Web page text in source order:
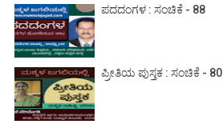
ಪದದಂಗಳ : ಸಂಚಿಕೆ - 88
ಪ್ರೀತಿಯ ಪುಸ್ತಕ : ಸಂಚಿಕೆ - 80